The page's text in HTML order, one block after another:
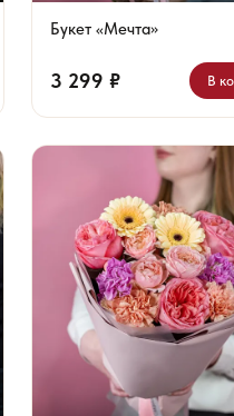
Букет «Мечта»
3 299 ₽ В